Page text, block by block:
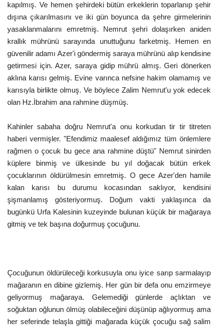
kapılmış. Ve hemen şehirdeki bütün erkeklerin toparlanıp şehir
dışına çıkarılmasını ve iki gün boyunca da şehre girmelerinin
yasaklanmalarını emretmiş. Nemrut şehri dolaşırken aniden
krallık mührünü sarayında unuttuğunu farketmiş. Hemen en
güvenilir adamı Azer'i göndermiş saraya mührünü alıp kendisine
getirmesi için. Azer, saraya gidip mührü almış. Geri dönerken
aklına karısı gelmiş. Evine varınca nefsine hakim olamamış ve
karısıyla birlikte olmuş. Ve böylece Zalim Nemrut'u yok edecek
olan Hz.İbrahim ana rahmine düşmüş.
Kahinler sabaha doğru Nemrut'a onu korkudan tir tir titreten
haberi vermişler. "Efendimiz maalesef aldığımız tüm önlemlere
rağmen o çocuk bu gece ana rahmine düştü" Nemrut sinirden
küplere binmiş ve ülkesinde bu yıl doğacak bütün erkek
çocuklarının öldürülmesin emretmiş. O gece Azer'den hamile
kalan karısı bu durumu kocasından saklıyor, kendisini
şişmanlamış gösteriyormuş. Doğum vakti yaklaşınca da
bugünkü Urfa Kalesinin kuzeyinde bulunan küçük bir mağaraya
gitmiş ve tek başına doğurmuş çocuğunu.
Çocuğunun öldürüleceği korkusuyla onu iyice sarıp sarmalayıp
mağaranın en dibine gizlemiş. Her gün bir defa onu emzirmeye
geliyormuş mağaraya. Gelemediği günlerde açlıktan ve
soğuktan oğlunun ölmüş olabileceğini düşünüp ağlıyormuş ama
her seferinde telaşla gittiği mağarada küçük çocuğu sağ salim